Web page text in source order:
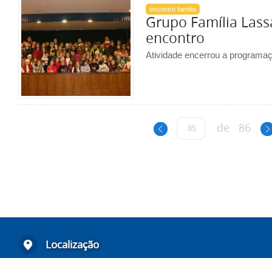
encontro família
Grupo Família
encontro
Atividade encerrou a
de 86
Localização